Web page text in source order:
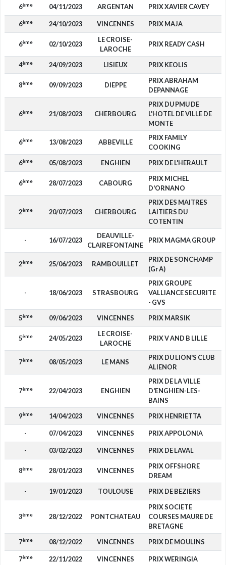
6ème 04/11/2023 ARGENTAN PRIX XAVIER CAVEY
6ème 24/10/2023 VINCENNES PRIX MAJA
6ème 02/10/2023
LE CROISE-
LAROCHE
PRIX READY CASH
4ème 24/09/2023 LISIEUX PRIX KEOLIS
8ème 09/09/2023 DIEPPE
PRIX ABRAHAM
DEPANNAGE
6ème 21/08/2023 CHERBOURG
PRIX DU PMU DE
L'HOTEL DE VILLE DE
MONTE
6ème 13/08/2023 ABBEVILLE
PRIX FAMILY
COOKING
6ème 05/08/2023 ENGHIEN PRIX DE L'HERAULT
6ème 28/07/2023 CABOURG
PRIX MICHEL
D'ORNANO
2ème 20/07/2023 CHERBOURG
PRIX DES MAITRES
LAITIERS DU
COTENTIN
- 16/07/2023
DEAUVILLE-
CLAIREFONTAINE
PRIX MAGMA GROUP
2ème 25/06/2023 RAMBOUILLET
PRIX DE SONCHAMP
(Gr A)
- 18/06/2023 STRASBOURG
PRIX GROUPE
VALLIANCE SECURITE
- GVS
5ème 09/06/2023 VINCENNES PRIX MARSIK
5ème 24/05/2023
LE CROISE-
LAROCHE
PRIX V AND B LILLE
7ème 08/05/2023 LE MANS
PRIX DU LION'S CLUB
ALIENOR
7ème 22/04/2023 ENGHIEN
PRIX DE LA VILLE
D'ENGHIEN-LES-
BAINS
9ème 14/04/2023 VINCENNES PRIX HENRIETTA
- 07/04/2023 VINCENNES PRIX APPOLONIA
- 03/02/2023 VINCENNES PRIX DE LAVAL
8ème 28/01/2023 VINCENNES
PRIX OFFSHORE
DREAM
-
19/01/2023 TOULOUSE PRIX DE BEZIERS
3ème 28/12/2022 PONTCHATEAU
PRIX SOCIETE
COURSES MAURE DE
BRETAGNE
7ème 08/12/2022 VINCENNES PRIX DE MOULINS
7ème 22/11/2022 VINCENNES PRIX WERINGIA